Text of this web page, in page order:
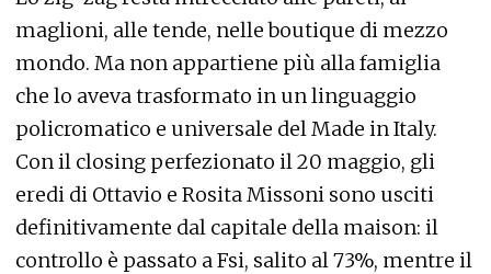
maglioni, alle tende, nelle boutique di mezzo
mondo. Ma non appartiene più alla famiglia
che lo aveva trasformato in un linguaggio
policromatico e universale del Made in Italy.
Con il closing perfezionato il 20 maggio, gli
eredi di Ottavio e Rosita Missoni sono usciti
definitivamente dal capitale della maison: il
controllo è passato a Fsi, salito al 73%, mentre il